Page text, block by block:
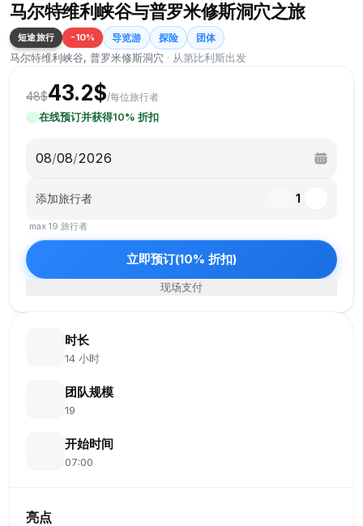
马尔特维利峡谷与普罗米修斯洞穴之旅
短途旅行 -10% 导览游 探险 团体
马尔特维利峡谷, 普罗米修斯洞穴 · 从第比利斯出发
48$43.2$/每位旅行者
在线预订并获得10% 折扣
08/08/2026
添加旅行者 1
max 19 旅行者
立即预订(10% 折扣)
现场支付
时长
14 小时
团队规模
19
开始时间
07:00
亮点